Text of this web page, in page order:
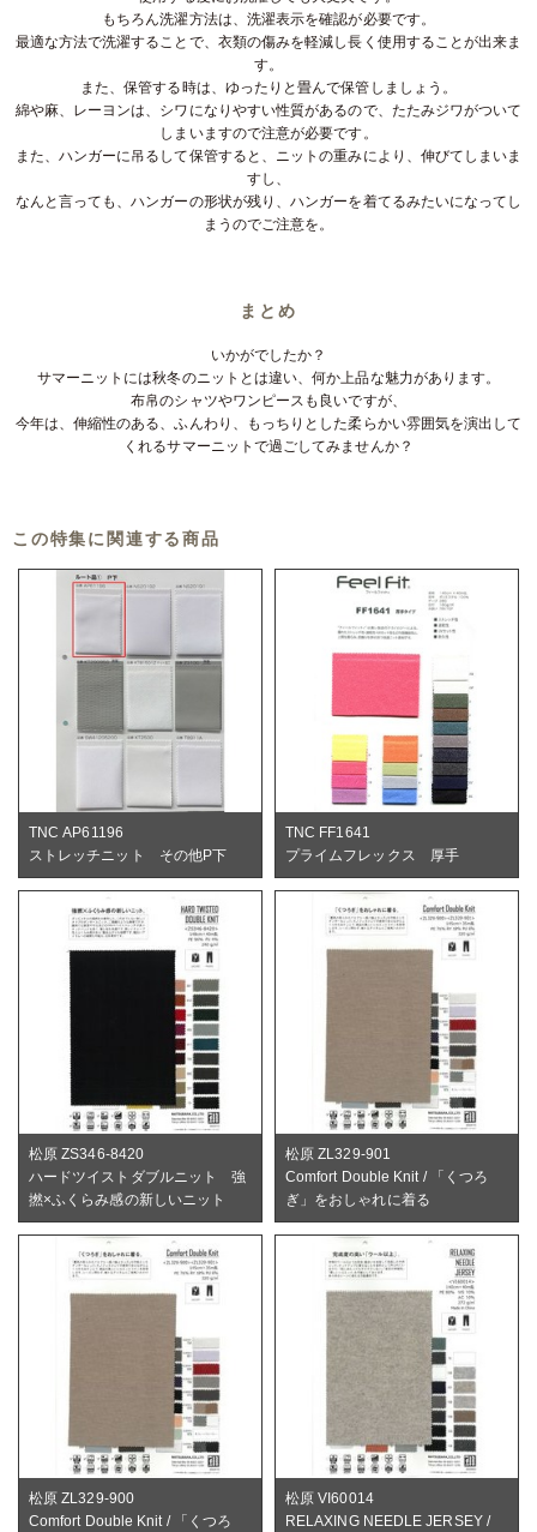
もちろん洗濯方法は、洗濯表示を確認が必要です。
最適な方法で洗濯することで、衣類の傷みを軽減し長く使用することが出来ま
す。
また、保管する時は、ゆったりと畳んで保管しましょう。
綿や麻、レーヨンは、シワになりやすい性質があるので、たたみジワがついて
しまいますので注意が必要です。
また、ハンガーに吊るして保管すると、ニットの重みにより、伸びてしまいま
すし、
なんと言っても、ハンガーの形状が残り、ハンガーを着てるみたいになってし
まうのでご注意を。
まとめ
いかがでしたか？
サマーニットには秋冬のニットとは違い、何か上品な魅力があります。
布帛のシャツやワンピースも良いですが、
今年は、伸縮性のある、ふんわり、もっちりとした柔らかい雰囲気を演出して
くれるサマーニットで過ごしてみませんか？
この特集に関連する商品
TNC AP61196
ストレッチニット その他P下
TNC FF1641
プライムフレックス 厚手
松原 ZS346-8420
ハードツイストダブルニット 強
撚×ふくらみ感の新しいニット
松原 ZL329-901
Comfort Double Knit / 「くつろ
ぎ」をおしゃれに着る
松原 ZL329-900
Comfort Double Knit / 「くつろ
松原 VI60014
RELAXING NEEDLE JERSEY /